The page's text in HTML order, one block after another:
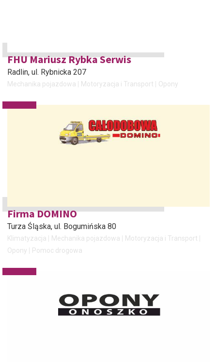
FHU Mariusz Rybka Serwis
Radlin, ul. Rybnicka 207
Mechanika pojazdowa Motoryzacja i Transport Opony
Firma DOMINO
Turza Śląska, ul. Bogumińska 80
Klimatyzacja Mechanika pojazdowa
Motoryzacja i Transport
Opony
Pomoc drogowa